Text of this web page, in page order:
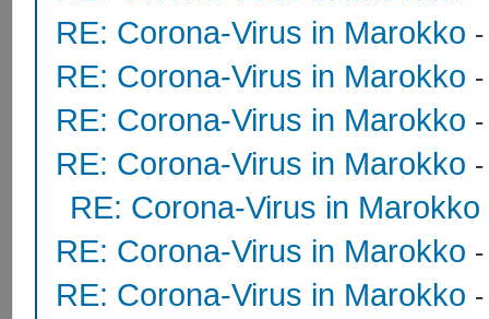
RE: Corona-Virus in Marokko
RE: Corona-Virus in Marokko
RE: Corona-Virus in Marokko
RE: Corona-Virus in Marokko
RE: Corona-Virus in Marokko
RE: Corona-Virus in Marokko
RE: Corona-Virus in Marokko